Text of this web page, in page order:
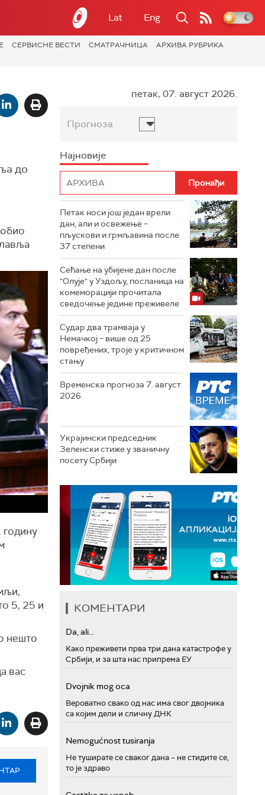
Lat Eng
СЕРВИСНЕ ВЕСТИ СМАТРАЧНИЦА АРХИВА РУБРИКА
до
годину
5, 25 и
нешто
вас
петак, 07. август 2026.
Прогноза
Најновије
Петак носи још један врели
дан, али и освежење –
пљускови и грмљавина после
37 степени
Сећање на убијене дан после
"Олује" у Уздољу, посланица на
комеморацији прочитала
сведочење једине преживеле
Судар два трамваја у
Немачкој – више од 25
повређених, троје у критичном
стању
Временска прогноза 7. август
2026.
Украјински председник
Зеленски стиже у званичну
посету Србији
КОМЕНТАРИ
Da, ali...
Како преживети прва три дана катастрофе у
Србији, и за шта нас припрема ЕУ
Dvojnik mog oca
Вероватно свако од нас има свог двојника
са којим дели и сличну ДНК
Nemogućnost tusiranja
Не туширате се сваког дана – не стидите се,
то је здраво